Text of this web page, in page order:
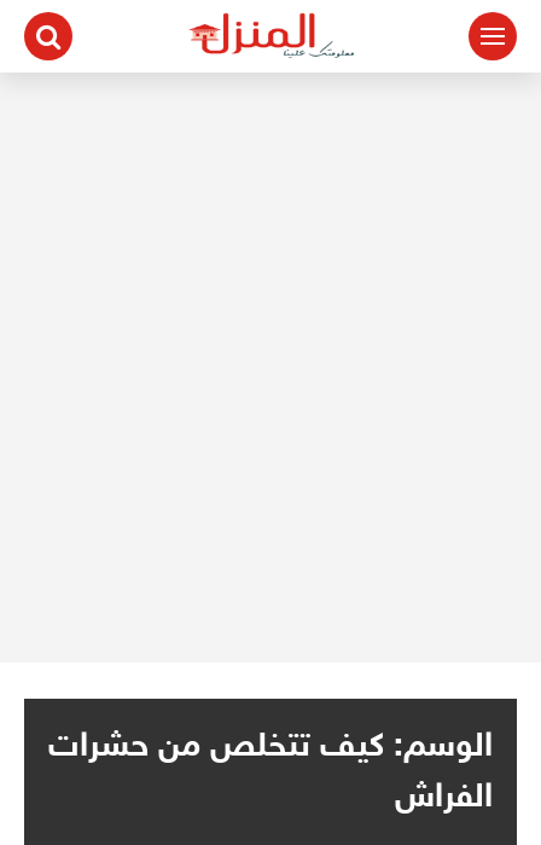
التجاوز
المحتوى
الوسم: كيف تتخلص من حشرات
الفراش